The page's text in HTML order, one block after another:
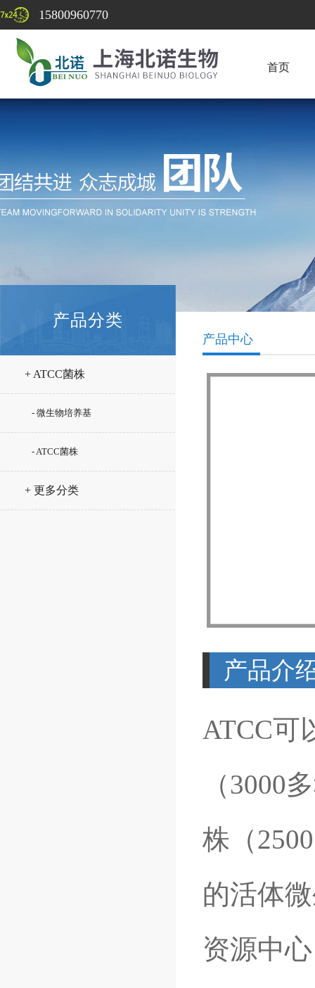
15800960770
首页
产品分类
+ ATCC菌株
- 微生物培养基
- ATCC菌株
+ 更多分类
产品中心
产品介
ATCC可
（3000
株（
的活体
资源中